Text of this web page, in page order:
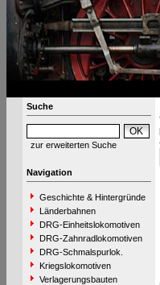
Suche
zur erweiterten Suche
Navigation
Geschichte & Hintergründe
Länderbahnen
DRG-Einheitslokomotiven
DRG-Zahnradlokomotiven
DRG-Schmalspurlok.
Kriegslokomotiven
Verlagerungsbauten